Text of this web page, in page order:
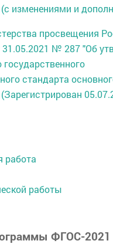
изменениями и
просвещения
№ 287 "Об
стандарта
работа
работы
ФГОС-